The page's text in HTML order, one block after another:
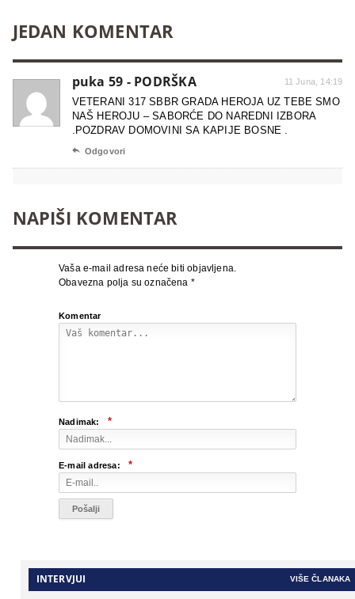
JEDAN KOMENTAR
puka 59 - PODRŠKA 11 Juna, 14:19
VETERANI 317 SBBR GRADA HEROJA UZ TEBE SMO
NAŠ HEROJU – SABORĆE DO NAREDNI IZBORA
.POZDRAV DOMOVINI SA KAPIJE BOSNE .
 Odgovori
NAPIŠI KOMENTAR
Vaša e-mail adresa neće biti objavljena.
Obavezna polja su označena *
Komentar
Nadimak: *
E-mail adresa: *
INTERVJUI VIŠE ČLANAKA